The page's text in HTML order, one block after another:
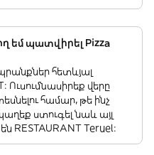
եմ պատվիրել Pizza
հետևյալ
Ուսումնասիրեք վերը
համար, թե ինչ
ստուգել նաև այլ
RESTAURANT Teruel: